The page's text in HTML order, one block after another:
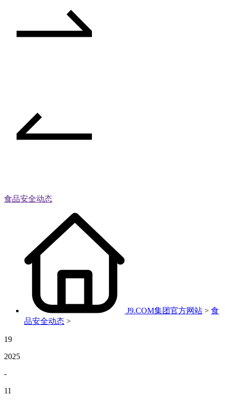
食品安全动态
J9.COM集团官方网站 > 食
品安全动态 >
19
2025
-
11